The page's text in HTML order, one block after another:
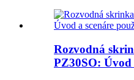
Rozvodná
PZ30SO: Úvod